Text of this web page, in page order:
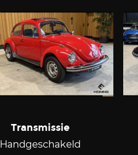
Transmissie
Handgeschakeld